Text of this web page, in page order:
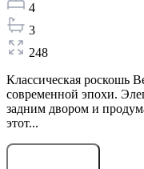
4
3
248
Классическая роскошь
современной эпохи.
задним двором и
этот...